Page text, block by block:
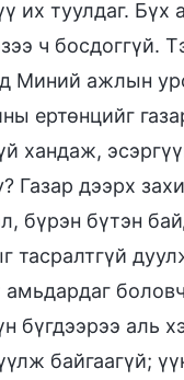
их туулдаг. Бүх
ч босдоггүй.
Миний ажлын
ертөнцийг
хандаж,
дээрх
бүрэн бүтэн
тасралтгүй
амьдардаг
бүгдээрээ аль
байгаагүй;